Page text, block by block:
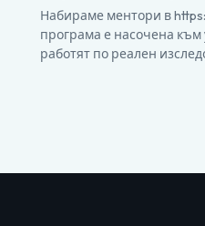
Набираме ментори в
програма е насочена към
работят по реален